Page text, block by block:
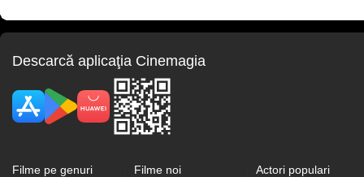
Descarcă aplicaţia Cinemagia
Filme pe genuri Filme noi Actori populari